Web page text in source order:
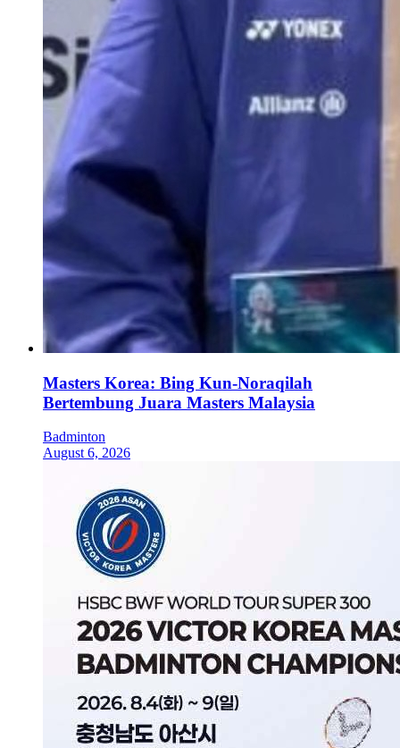
Masters Korea: Bing Kun-Noraqilah
Bertembung Juara Masters Malaysia
Badminton
August 6, 2026